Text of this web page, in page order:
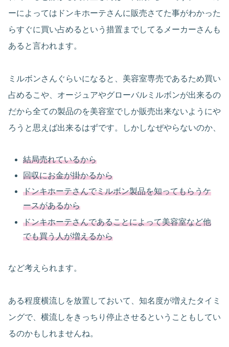
ーによってはドンキホーテさんに販売さてた事がわかった
らすぐに買い占めるという措置までしてるメーカーさんも
あると言われます。
ミルボンさんぐらいになると、美容室専売であるため買い
占めるこや、オージュアやグローバルミルボンが出来るの
だから全ての製品のを美容室でしか販売出来ないようにや
ろうと思えば出来るはずです。しかしなぜやらないのか、
結局売れているから
回収にお金が掛かるから
ドンキホーテさんでミルボン製品を知ってもらうケ
ースがあるから
ドンキホーテさんであることによって美容室など他
でも買う人が増えるから
など考えられます。
ある程度横流しを放置しておいて、知名度が増えたタイミ
ングで、横流しをきっちり停止させるということもしてい
るのかもしれませんね。